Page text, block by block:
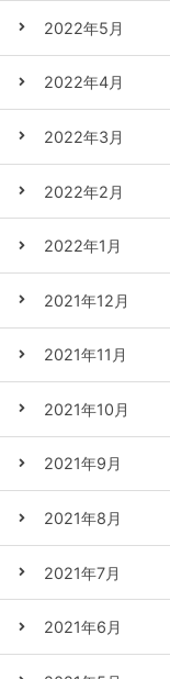
2022年5月
2022年4月
2022年3月
2022年2月
2022年1月
2021年12月
2021年11月
2021年10月
2021年9月
2021年8月
2021年7月
2021年6月